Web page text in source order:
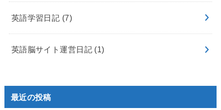
英語学習日記 (7)
英語脳サイト運営日記 (1)
最近の投稿